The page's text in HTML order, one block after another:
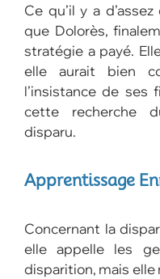
Ce qu’il y a
que Dolorès,
stratégie a payé.
elle aurait bien
l’insistance de ses
cette recherche
disparu.
Apprentissage
Concernant la
elle appelle les
disparition, mais elle